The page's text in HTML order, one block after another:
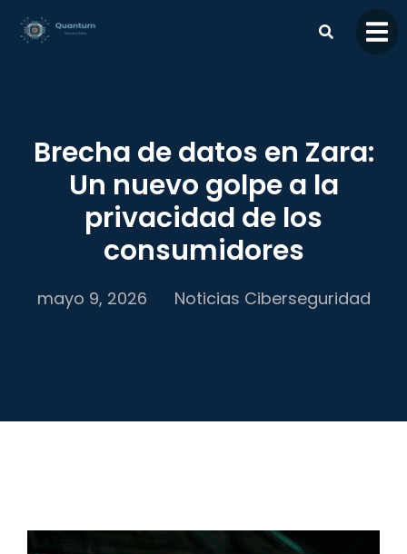
contenido
Brecha de datos en Zara:
Un nuevo golpe a la
privacidad de los
consumidores
mayo 9, 2026 Noticias Ciberseguridad